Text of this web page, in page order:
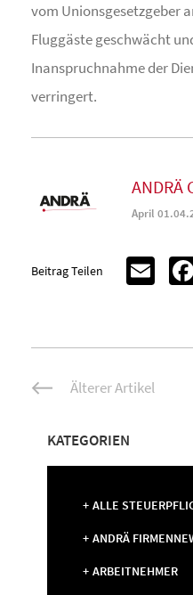
vom Unionsgesetzgeber
Fluggäste geschwächt
Inanspruchnahme der
verringert.
ANDRÄ
April
Beitrag Teilen Email
Beitrags-Älterer Artikel
KATEGORIEN
ALLE
ANDRÄ
ARBEITNEHMER